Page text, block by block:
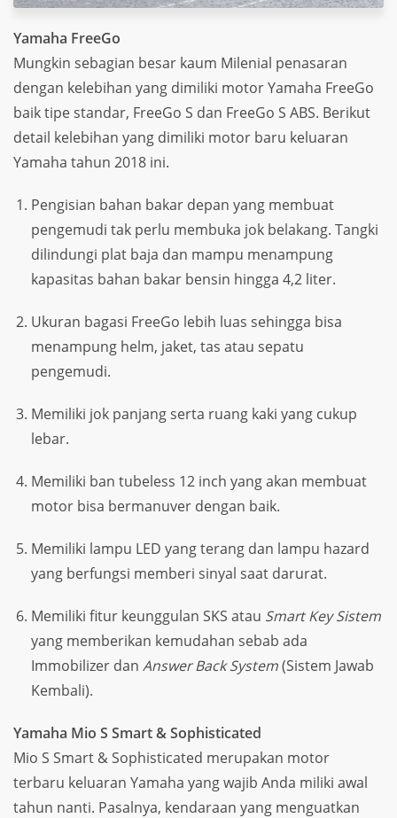
Yamaha FreeGo
Mungkin sebagian besar kaum Milenial penasaran
dengan kelebihan yang dimiliki motor Yamaha FreeGo
baik tipe standar, FreeGo S dan FreeGo S ABS. Berikut
detail kelebihan yang dimiliki motor baru keluaran
Yamaha tahun 2018 ini.
Pengisian bahan bakar depan yang membuat
pengemudi tak perlu membuka jok belakang. Tangki
dilindungi plat baja dan mampu menampung
kapasitas bahan bakar bensin hingga 4,2 liter.
Ukuran bagasi FreeGo lebih luas sehingga bisa
menampung helm, jaket, tas atau sepatu
pengemudi.
Memiliki jok panjang serta ruang kaki yang cukup
lebar.
Memiliki ban tubeless 12 inch yang akan membuat
motor bisa bermanuver dengan baik.
Memiliki lampu LED yang terang dan lampu hazard
yang berfungsi memberi sinyal saat darurat.
Memiliki fitur keunggulan SKS atau Smart Key Sistem
yang memberikan kemudahan sebab ada
Immobilizer dan Answer Back System(Sistem Jawab
Kembali).
Yamaha Mio S Smart & Sophisticated
Mio S Smart & Sophisticated merupakan motor
terbaru keluaran Yamaha yang wajib Anda miliki awal
tahun nanti. Pasalnya, kendaraan yang menguatkan